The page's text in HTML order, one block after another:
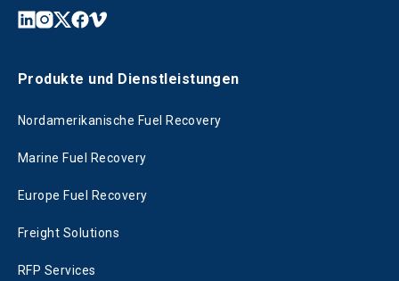
Produkte und Dienstleistungen
Nordamerikanische Fuel Recovery
Marine Fuel Recovery
Europe Fuel Recovery
Freight Solutions
RFP Services